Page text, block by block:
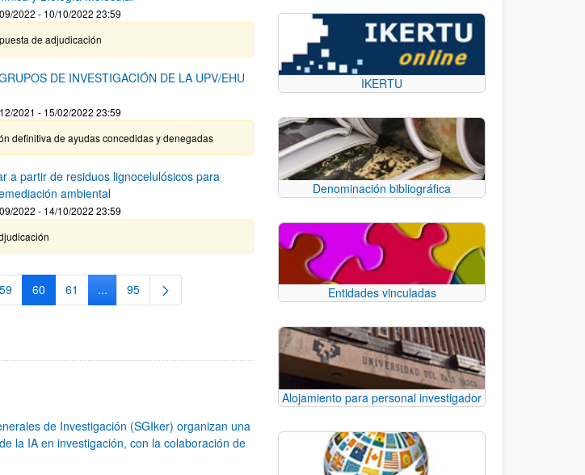
2022 - 10/10/2022 23:59
de adjudicación
DE INVESTIGACIÓN DE LA UPV/EHU
2021 - 15/02/2022 23:59
definitiva de ayudas concedidas y denegadas
a partir de residuos lignocelulósicos para
ambiental
2022 - 14/10/2022 23:59
intermedias Use TAB para desplazarse.
Página
59 Página
60 Página
61 ...Páginas intermedias Use TAB para desplazarse.
Página
95
de Investigación (SGIker) organizan una
la IA en investigación, con la colaboración de
IKERTU
Denominación bibliográfica
Entidades vinculadas
Alojamiento para personal investigador